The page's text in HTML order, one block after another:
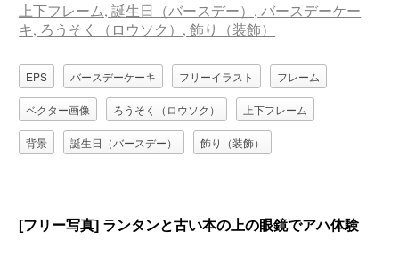
EPS バースデーケーキ フリーイラスト フレーム
ベクター画像 ろうそく（ロウソク） 上下フレーム
背景 誕生日（バースデー） 飾り（装飾）
[フリー写真] ランタンと古い本の上の眼鏡でアハ体験